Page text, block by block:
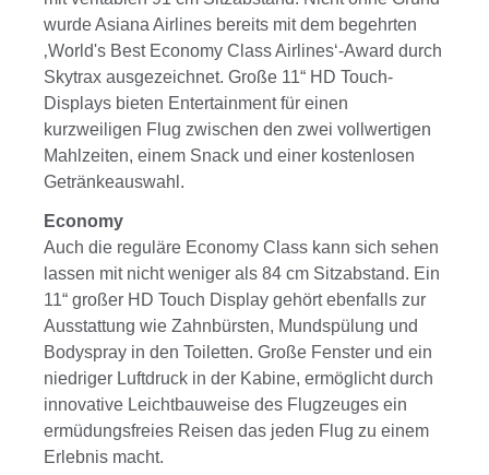
wurde Asiana Airlines bereits mit dem begehrten
‚World's Best Economy Class Airlines‘-Award durch
Skytrax ausgezeichnet. Große 11“ HD Touch-
Displays bieten Entertainment für einen
kurzweiligen Flug zwischen den zwei vollwertigen
Mahlzeiten, einem Snack und einer kostenlosen
Getränkeauswahl.
Economy
Auch die reguläre Economy Class kann sich sehen
lassen mit nicht weniger als 84 cm Sitzabstand. Ein
11“ großer HD Touch Display gehört ebenfalls zur
Ausstattung wie Zahnbürsten, Mundspülung und
Bodyspray in den Toiletten. Große Fenster und ein
niedriger Luftdruck in der Kabine, ermöglicht durch
innovative Leichtbauweise des Flugzeuges ein
ermüdungsfreies Reisen das jeden Flug zu einem
Erlebnis macht.